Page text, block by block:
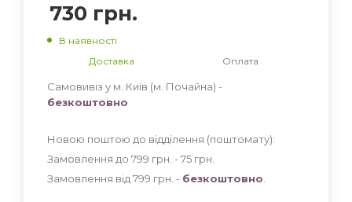
730 грн.
В наявності
Доставка
Оплата
Самовивіз у м. Київ (м. Почайна) -
безкоштовно
Новою поштою до відділення (поштомату):
Замовлення до 799 грн. - 75 грн
Замовлення від 799 грн. - безкоштовно